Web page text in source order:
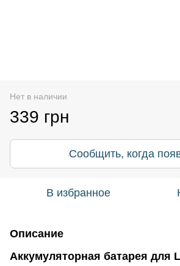
Нет в наличии
339 грн
Сообщить, когда
В избранное
Описание
Аккумуляторная батарея для